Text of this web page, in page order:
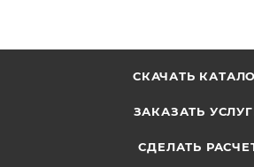
СКАЧАТЬ
ЗАКАЗАТЬ
СДЕЛАТЬ